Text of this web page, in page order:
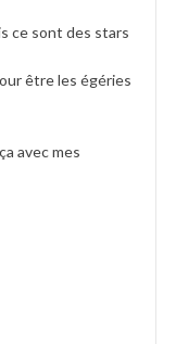
ce sont des stars
être les égéries
avec mes